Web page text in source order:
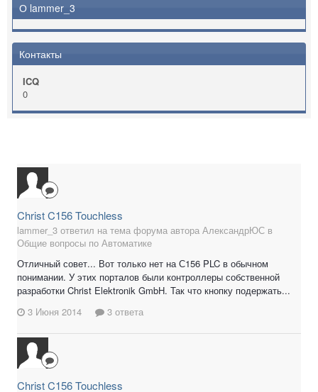
О lammer_3
Контакты
ICQ
0
Christ C156 Touchless
lammer_3 ответил на тема форума автора АлександрЮС в
Общие вопросы по Автоматике
Отличный совет... Вот только нет на С156 PLC в обычном
понимании. У этих порталов были контроллеры собственной
разработки Christ Elektronik GmbH. Так что кнопку подержать...
3 Июня 2014
3 ответа
Christ C156 Touchless